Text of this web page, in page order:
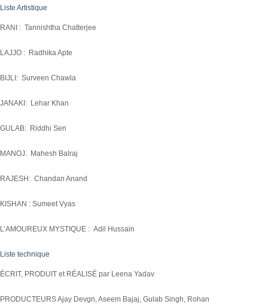
Liste Artistique
RANI : Tannishtha Chatterjee
LAJJO : Radhika Apte
BIJLI: Surveen Chawla
JANAKI: Lehar Khan
GULAB: Riddhi Sen
MANOJ: Mahesh Balraj
RAJESH: Chandan Anand
KISHAN : Sumeet Vyas
L’AMOUREUX MYSTIQUE : Adil Hussain
Liste technique
ÉCRIT, PRODUIT et RÉALISÉ par Leena Yadav
PRODUCTEURS Ajay Devgn, Aseem Bajaj, Gulab Singh, Rohan